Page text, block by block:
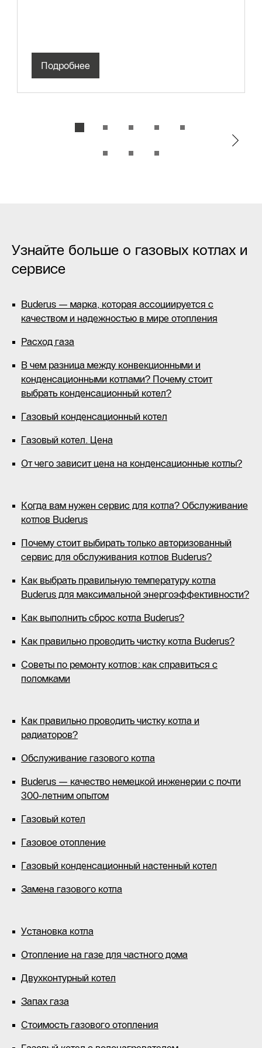
Подробнее
Узнайте больше о газовых котлах и
сервисе
Buderus — марка, которая ассоциируется с
качеством и надежностью в мире отопления
Расход газа
В чем разница между конвекционными и
конденсационными котлами? Почему стоит
выбрать конденсационный котел?
Газовый конденсационный котел
Газовый котел. Цена
От чего зависит цена на конденсационные котлы?
Когда вам нужен сервис для котла? Обслуживание
котлов Buderus
Почему стоит выбирать только авторизованный
сервис для обслуживания котлов Buderus?
Как выбрать правильную температуру котла
Buderus для максимальной энергоэффективности?
Как выполнить сброс котла Buderus?
Как правильно проводить чистку котла Buderus?
Советы по ремонту котлов: как справиться с
поломками
Как правильно проводить чистку котла и
радиаторов?
Обслуживание газового котла
Buderus — качество немецкой инженерии с почти
300-летним опытом
Газовый котел
Газовое отопление
Газовый конденсационный настенный котел
Замена газового котла
Установка котла
Отопление на газе для частного дома
Двухконтурный котел
Запах газа
Стоимость газового отопления